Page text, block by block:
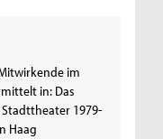
im
in: Das
Stadttheater 1979-
Haag